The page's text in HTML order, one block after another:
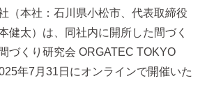
（本社：石川県小松市、代表取締役
健太）は、同社内に開所した間づく
づくり研究会 ORGATEC TOKYO
年7月31日にオンラインで開催いた